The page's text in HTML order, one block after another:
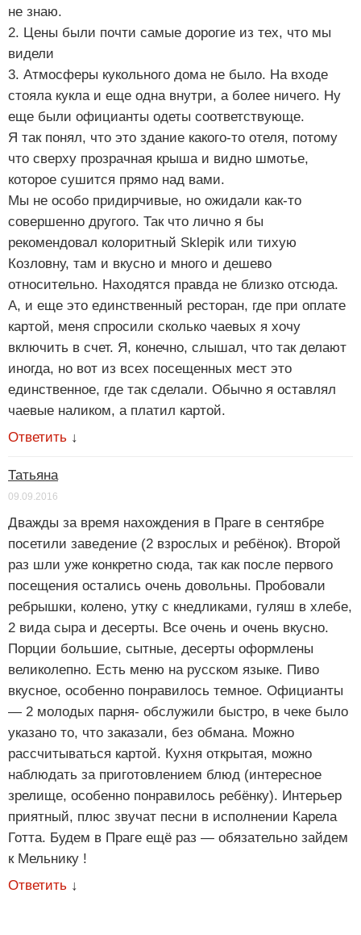
не знаю.
2. Цены были почти самые дорогие из тех, что мы
видели
3. Атмосферы кукольного дома не было. На входе
стояла кукла и еще одна внутри, а более ничего. Ну
еще были официанты одеты соответствующе.
Я так понял, что это здание какого-то отеля, потому
что сверху прозрачная крыша и видно шмотье,
которое сушится прямо над вами.
Мы не особо придирчивые, но ожидали как-то
совершенно другого. Так что лично я бы
рекомендовал колоритный Sklepik или тихую
Козловну, там и вкусно и много и дешево
относительно. Находятся правда не близко отсюда.
А, и еще это единственный ресторан, где при оплате
картой, меня спросили сколько чаевых я хочу
включить в счет. Я, конечно, слышал, что так делают
иногда, но вот из всех посещенных мест это
единственное, где так сделали. Обычно я оставлял
чаевые наликом, а платил картой.
Ответить ↓
Татьяна
09.09.2016
Дважды за время нахождения в Праге в сентябре
посетили заведение (2 взрослых и ребёнок). Второй
раз шли уже конкретно сюда, так как после первого
посещения остались очень довольны. Пробовали
ребрышки, колено, утку с кнедликами, гуляш в хлебе,
2 вида сыра и десерты. Все очень и очень вкусно.
Порции большие, сытные, десерты оформлены
великолепно. Есть меню на русском языке. Пиво
вкусное, особенно понравилось темное. Официанты
— 2 молодых парня- обслужили быстро, в чеке было
указано то, что заказали, без обмана. Можно
рассчитываться картой. Кухня открытая, можно
наблюдать за приготовлением блюд (интересное
зрелище, особенно понравилось ребёнку). Интерьер
приятный, плюс звучат песни в исполнении Карела
Готта. Будем в Праге ещё раз — обязательно зайдем
к Мельнику !
Ответить ↓